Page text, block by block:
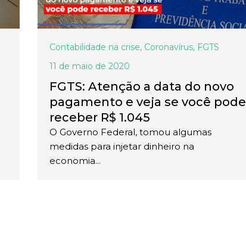
Contabilidade na crise, Coronavírus, FGTS
11 de maio de 2020
FGTS: Atenção a data do novo
pagamento e veja se você pode
receber R$ 1.045
O Governo Federal, tomou algumas
medidas para injetar dinheiro na
economia...